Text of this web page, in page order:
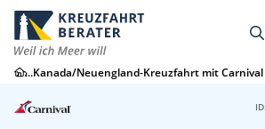
...Kanada/Neuengland-Kreuzfahrt mit Carnival